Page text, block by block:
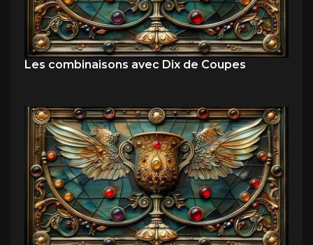
Les combinaisons avec Dix de Coupes